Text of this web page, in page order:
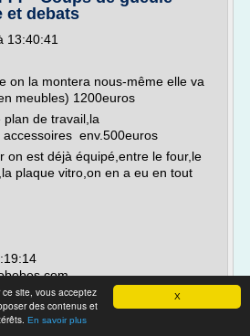
X
site, vous acceptez
des contenus et
En savoir plus
et debats
13:40:41
on la montera nous-même elle va
meubles) 1200euros
de travail,la
accessoires env.500euros
on est déjà équipé,entre le four,le
plaque vitro,on en a eu en tout
bekvam - GALERIE-